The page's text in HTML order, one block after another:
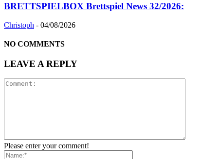
BRETTSPIELBOX Brettspiel News 32/2026:
Christoph - 04/08/2026
NO COMMENTS
LEAVE A REPLY
Please enter your comment!